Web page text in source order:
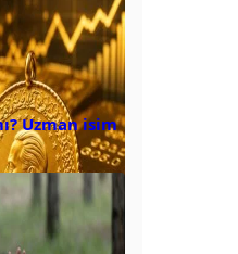
Uzman isim